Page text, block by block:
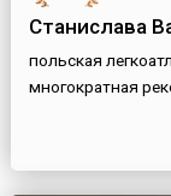
Станислава
польская
многократная